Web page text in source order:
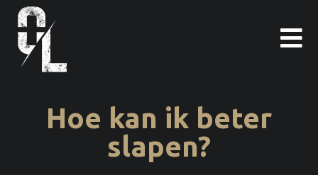
naar
inhoud
Hoe kan ik beter
slapen?